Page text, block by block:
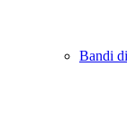
Bandi